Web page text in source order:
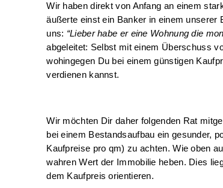
Wir haben direkt von Anfang an einem
äußerte einst ein Banker in einem unserer
uns: “Lieber habe er eine Wohnung die
abgeleitet: Selbst mit einem Überschuss
wohingegen Du bei einem günstigen
verdienen kannst.
Wir möchten Dir daher folgenden Rat
bei einem Bestandsaufbau ein gesunder,
Kaufpreise pro qm) zu achten. Wie oben
wahren Wert der Immobilie heben. Dies
dem Kaufpreis orientieren.